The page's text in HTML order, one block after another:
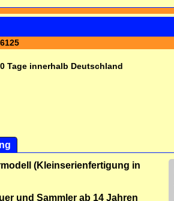
Tage innerhalb Deutschland
(Kleinserienfertigung in
und Sammler ab 14 Jahren